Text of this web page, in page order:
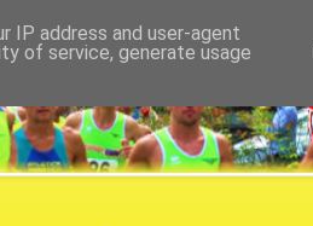
IP address and user-agent
of service, generate usage